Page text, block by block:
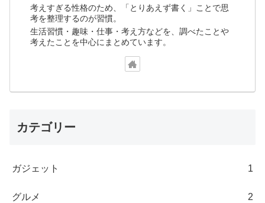
考えすぎる性格のため、「とりあえず書く」ことで思
考を整理するのが習慣。
生活習慣・趣味・仕事・考え方などを、調べたことや
考えたことを中心にまとめています。
カテゴリー
ガジェット 1
グルメ 2